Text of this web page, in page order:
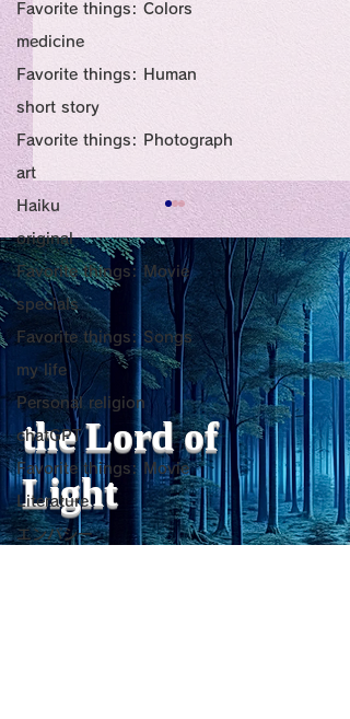
Favorite things: Colors
medicine
Favorite things: Human
short story
Favorite things: Photograph
art
Haiku
original
Favorite things: Movie
specials
Favorite things: Songs
my life
Personal religion
chatGPT
Favorite things: Movie
Literature
エンパシー
Title: Death Affirmation
as a Generator of
Mental Vitality
AbstractThis paper argues
that “death affirmation” is
fundamentally different
from the classical
psychological concept of
“death acceptance.”
Death acceptance tends
to function as an entropic
leveling
the Lord of
Light